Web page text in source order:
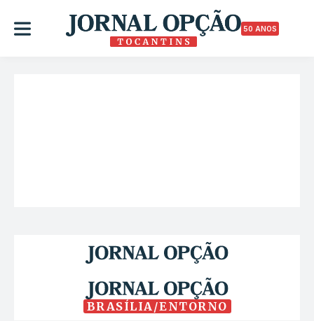
50 ANOS
BRASÍLIA/ENTORNO